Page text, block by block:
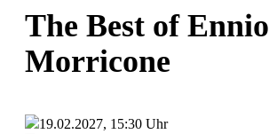
The Best of Ennio
Morricone
19.02.2027, 15:30 Uhr